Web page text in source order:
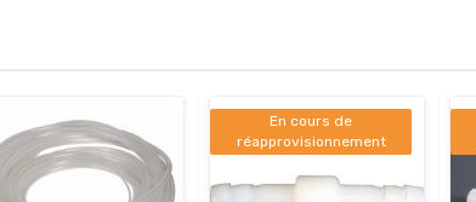
En cours de
réapprovisionnement